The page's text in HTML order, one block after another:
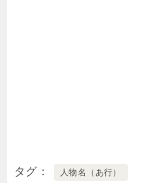
タグ 人物名（あ行）